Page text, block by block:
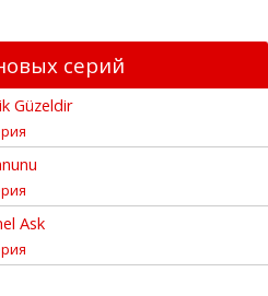
серий
Güzeldir
Ask